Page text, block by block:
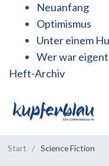
Neuanfang
Optimismus
Unter einem
Wer war
Heft-Archiv
Start / Science Fiction